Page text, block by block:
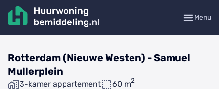
Menu
Rotterdam (Nieuwe Westen) - Samuel
Mullerplein
3-kamer appartement 60 m2